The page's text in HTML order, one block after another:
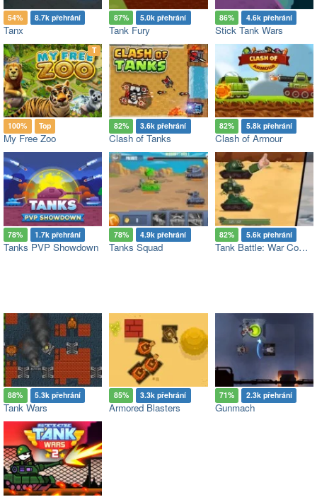
54% 8.7k přehrání
Tanx
87% 5.0k přehrání
Tank Fury
86% 4.6k přehrání
Stick Tank Wars
Top
100% Top
My Free Zoo
82% 3.6k přehrání
Clash of Tanks
82% 5.8k přehrání
Clash of Armour
78% 1.7k přehrání
Tanks PVP Showdown
78% 4.9k přehrání
Tanks Squad
82% 5.6k přehrání
Tank Battle: War Commander
88% 5.3k přehrání
Tank Wars
85% 3.3k přehrání
Armored Blasters
71% 2.3k přehrání
Gunmach